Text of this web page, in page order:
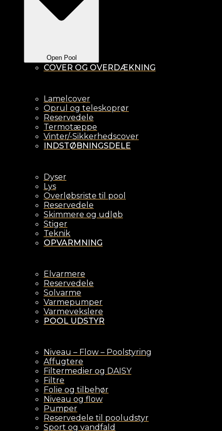
Open Pool
COVER OG OVERDÆKNING
Lamelcover
Oprul og teleskoprør
Reservedele
Termotæppe
Vinter/-Sikkerhedscover
INDSTØBNINGSDELE
Dyser
Lys
Overløbsriste til pool
Reservedele
Skimmere og udløb
Stiger
Teknik
OPVARMNING
Elvarmere
Reservedele
Solvarme
Varmepumper
Varmevekslere
POOL UDSTYR
Niveau – Flow – Poolstyring
Affugtere
Filtermedier og DAISY
Filtre
Folie og tilbehør
Niveau og flow
Pumper
Reservedele til pooludstyr
Sport og vandfald